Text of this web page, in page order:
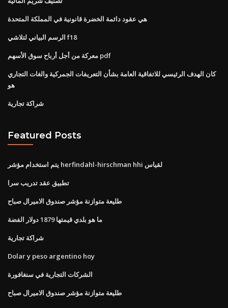
هي عقود دائمة الخضرة قانونية في المملكة المتحدة
الرسم البياني لتلاشي f18
معركة من أجل أرباح سوق الأسهم pdf
كان الهدف الرئيسي للاتفاقية العامة بشأن التعريفات الجمركية والغات التجاري
هو
شراكة تجارية
Featured Posts
يتم استخدام مؤشر herfindahl-hirschman hhi لقياس
تطبيق عقد تدريب سرا
طليعة متوازنة مؤشر صندوق الاميرال صباح
ما هو بلدي قيمتها 1879 دولار الفضة
شراكة تجارية
Dolar y peso argentino hoy
الشركات التجارية في سنغافورة
طليعة متوازنة مؤشر صندوق الاميرال صباح